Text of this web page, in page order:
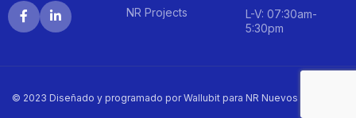
NR Projects
L-V: 07:30am-
5:30pm
© 2023 Diseñado y programado por Wallubit para NR Nuevos Recursos